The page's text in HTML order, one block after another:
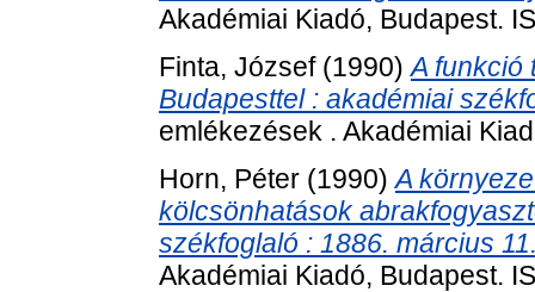
Akadémiai Kiadó, Budapest.
Finta, József(1990)A funkció
Budapesttel : akadémiai
emlékezések . Akadémiai
Horn, Péter (1990)A
kölcsönhatások
székfoglaló : 1886. március
Akadémiai Kiadó, Budapest.